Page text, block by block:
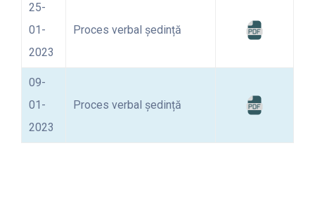
25-
01-
2023
Proces verbal ședință
09-
01-
2023
Proces verbal ședință